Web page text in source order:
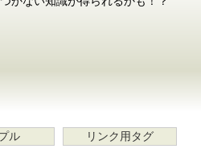
ル リンク用タグ